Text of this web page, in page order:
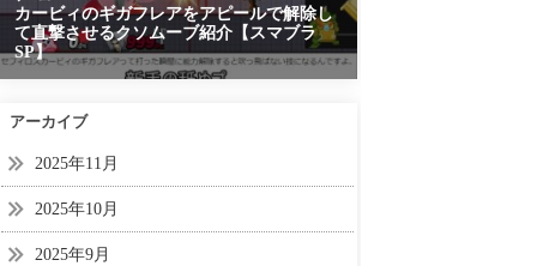
アーカイブ
2025年11月
2025年10月
2025年9月